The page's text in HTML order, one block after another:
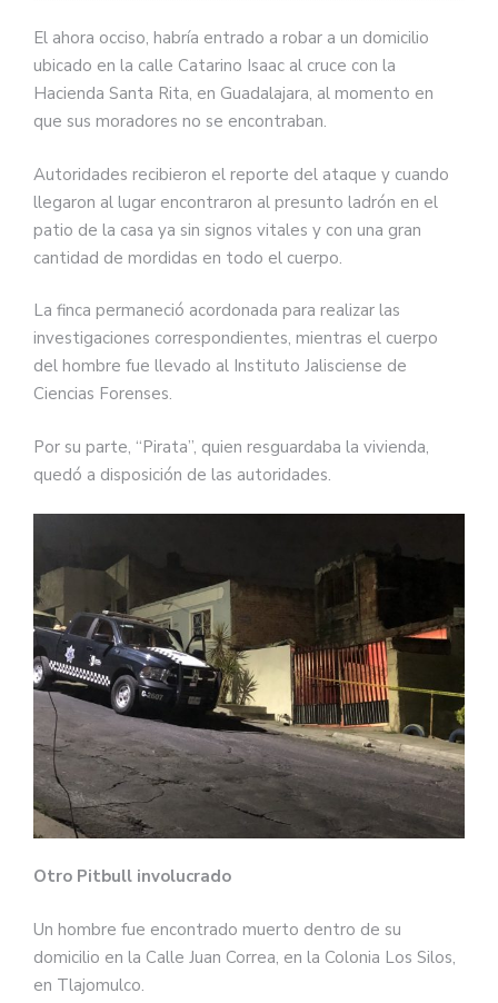
El ahora occiso, habría entrado a robar a un domicilio
ubicado en la calle Catarino Isaac al cruce con la
Hacienda Santa Rita, en Guadalajara, al momento en
que sus moradores no se encontraban.
Autoridades recibieron el reporte del ataque y cuando
llegaron al lugar encontraron al presunto ladrón en el
patio de la casa ya sin signos vitales y con una gran
cantidad de mordidas en todo el cuerpo.
La finca permaneció acordonada para realizar las
investigaciones correspondientes, mientras el cuerpo
del hombre fue llevado al Instituto Jalisciense de
Ciencias Forenses.
Por su parte, “Pirata”, quien resguardaba la vivienda,
quedó a disposición de las autoridades.
Otro Pitbull involucrado
Un hombre fue encontrado muerto dentro de su
domicilio en la Calle Juan Correa, en la Colonia Los Silos,
en Tlajomulco.